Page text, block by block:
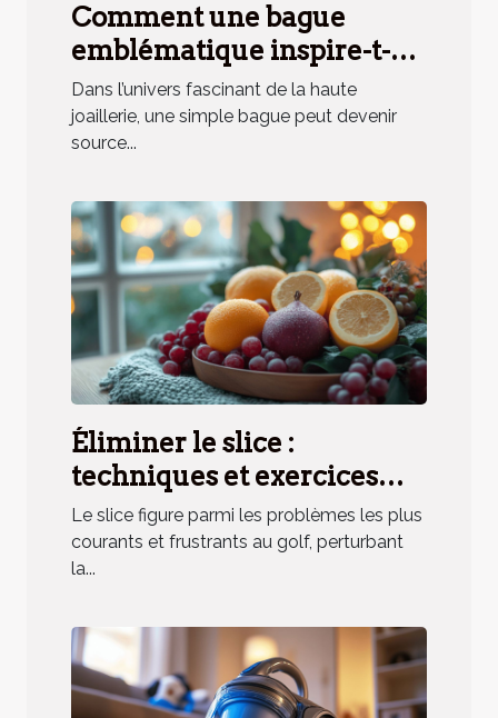
Comment une bague
emblématique inspire-t-
elle un parfum unique ?
Dans l’univers fascinant de la haute
joaillerie, une simple bague peut devenir
source...
Éliminer le slice :
techniques et exercices
pratiques
Le slice figure parmi les problèmes les plus
courants et frustrants au golf, perturbant
la...